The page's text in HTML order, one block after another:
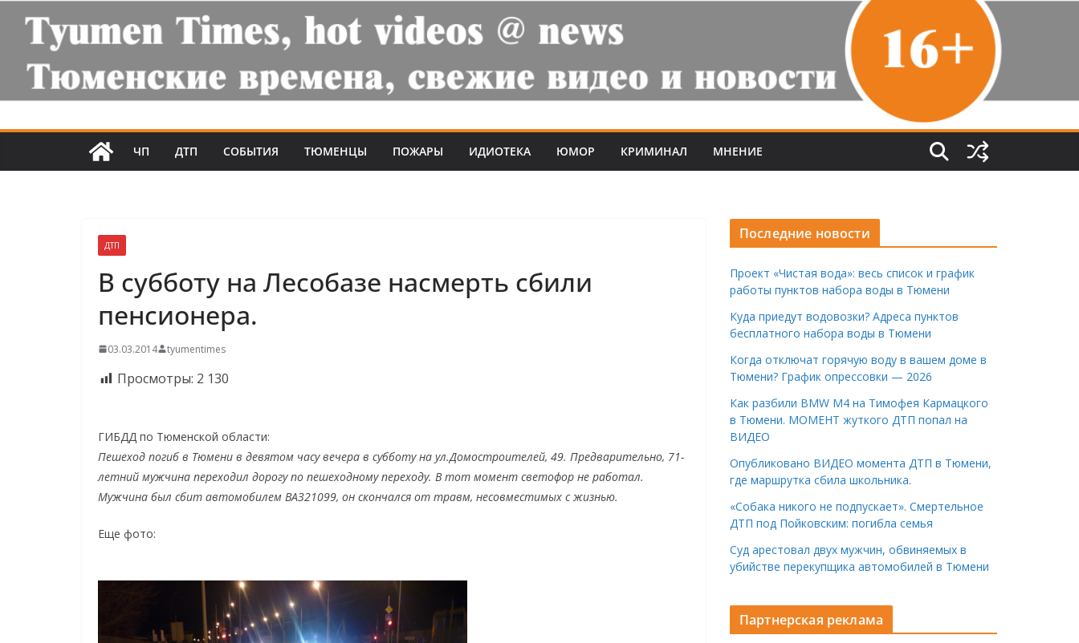
ЧП ДТП СОБЫТИЯ ТЮМЕНЦЫ ПОЖАРЫ ИДИОТЕКА ЮМОР КРИМИНАЛ МНЕНИЕ
ДТП
В субботу на Лесобазе насмерть сбили
пенсионера.
03.03.2014 tyumentimes
Просмотры: 2 130
ГИБДД по Тюменской области:
Пешеход погиб в Тюмени в девятом часу вечера в субботу на ул.Домостроителей, 49. Предварительно, 71-
летний мужчина переходил дорогу по пешеходному переходу. В тот момент светофор не работал.
Мужчина был сбит автомобилем ВАЗ21099, он скончался от травм, несовместимых с жизнью.
Еще фото:
Последние новости
Проект «Чистая вода»: весь список и график
работы пунктов набора воды в Тюмени
Куда приедут водовозки? Адреса пунктов
бесплатного набора воды в Тюмени
Когда отключат горячую воду в вашем доме в
Тюмени? График опрессовки — 2026
Как разбили BMW M4 на Тимофея Кармацкого
в Тюмени. МОМЕНТ жуткого ДТП попал на
ВИДЕО
Опубликовано ВИДЕО момента ДТП в Тюмени,
где маршрутка сбила школьника.
«Собака никого не подпускает». Смертельное
ДТП под Пойковским: погибла семья
Суд арестовал двух мужчин, обвиняемых в
убийстве перекупщика автомобилей в Тюмени
Партнерская реклама